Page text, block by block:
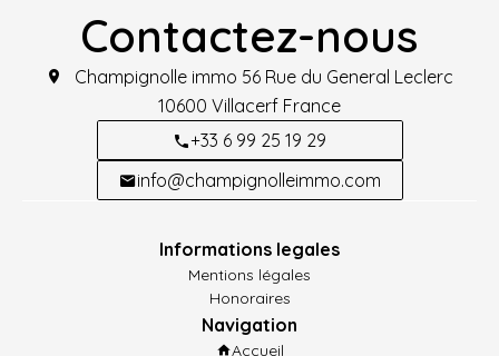
Contactez-nous
Champignolle immo 56 Rue du General Leclerc
10600 Villacerf France
+33 6 99 25 19 29
info@champignolleimmo.com
Informations legales
Mentions légales
Honoraires
Navigation
Accueil